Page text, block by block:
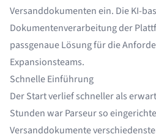
Versanddokumenten ein. Die KI-
Dokumentenverarbeitung der
passgenaue Lösung für die
Expansionsteams.
Schnelle Einführung
Der Start verlief schneller als
Stunden war Parseur so
Versanddokumente